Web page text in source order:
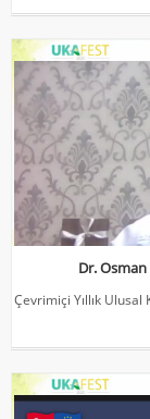
Dr.
Çevrimiçi Yıllık
Dr.
Çevrimiçi Yıllık Ulusal
Dr.